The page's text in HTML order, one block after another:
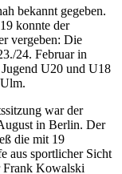
bekannt gegeben.
konnte der
vergeben: Die
24. Februar in
U20 und U18
war der
in Berlin. Der
die mit 19
aus sportlicher Sicht
Frank Kowalski